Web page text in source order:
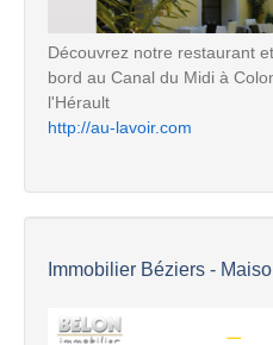
Découvrez notre restaurant
bord au Canal du Midi à
l'Hérault
http://au-lavoir.com
Immobilier Béziers -